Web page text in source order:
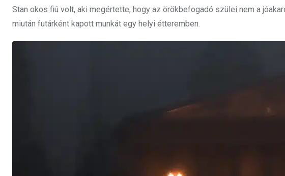
Stan okos fiú volt, aki megértette, hogy az örökbefogadó szülei nem a
miután futárként kapott munkát egy helyi étteremben.